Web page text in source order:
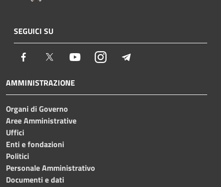
SEGUICI SU
Facebook Twitter YoutubeInstagram
AMMINISTRAZIONE
Organi di Governo
Aree Amministrative
Uffici
Enti e fondazioni
Politici
Personale Amministrativo
Documenti e dati